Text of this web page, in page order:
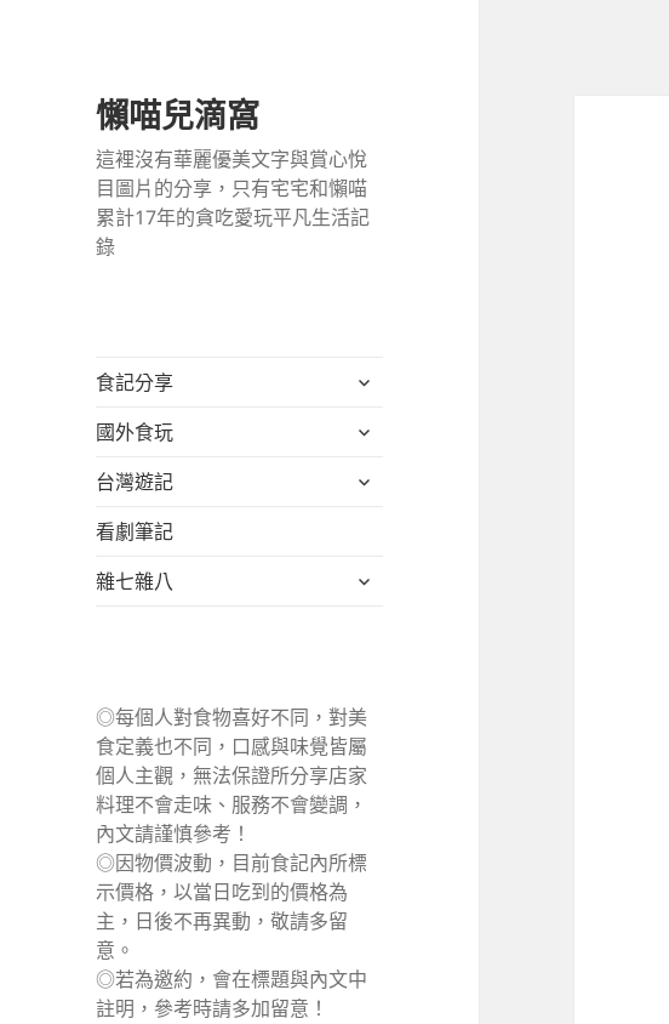
懶喵兒滴窩
這裡沒有華麗優美文字與賞心悅
目圖片的分享，只有宅宅和懶喵
累計17年的貪吃愛玩平凡生活記
錄
食記分享
展
子
單
國外食玩
展
子
台灣遊記
展
單
看劇筆記
雜七雜八
展
◎每個人對食物喜好不同，對美
食定義也不同，口感與味覺皆屬
個人主觀，無法保證所分享店家
料理不會走味、服務不會變調，
內文請謹慎參考！
◎因物價波動，目前食記內所標
示價格，以當日吃到的價格為
主，日後不再異動，敬請多留
意。
◎若為邀約，會在標題與內文中
註明，參考時請多加留意！